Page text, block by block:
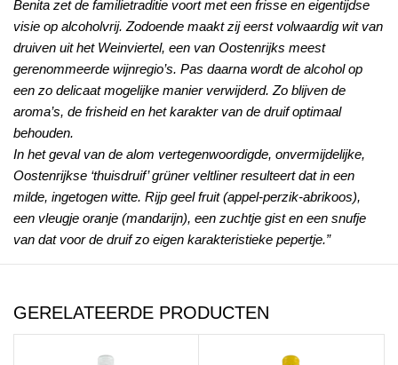
Benita zet de familietraditie voort met een frisse en eigentijdse
visie op alcoholvrij. Zodoende maakt zij eerst volwaardig wit van
druiven uit het Weinviertel, een van Oostenrijks meest
gerenommeerde wijnregio’s. Pas daarna wordt de alcohol op
een zo delicaat mogelijke manier verwijderd. Zo blijven de
aroma’s, de frisheid en het karakter van de druif optimaal
behouden.
In het geval van de alom vertegenwoordigde, onvermijdelijke,
Oostenrijkse ‘thuisdruif’ grüner veltliner resulteert dat in een
milde, ingetogen witte. Rijp geel fruit (appel-perzik-abrikoos),
een vleugje oranje (mandarijn), een zuchtje gist en een snufje
van dat voor de druif zo eigen karakteristieke pepertje.”
GERELATEERDE PRODUCTEN